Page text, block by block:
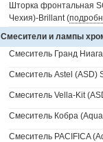
Шторка фронтальная
Чехия)-Brillant (
Смесители и лампы
Смеситель Гранд
Смеситель Astel (ASD)
Смеситель Vella-Kit
Смеситель Кобра
Смеситель PACIFICA